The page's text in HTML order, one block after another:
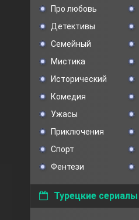
Про любовь
Детективы
Семейный
Мистика
Исторический
Комедия
Ужасы
Приключения
Спорт
Фентези
Турецкие